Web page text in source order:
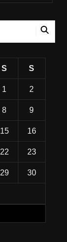
S S
1 2
8 9
15 16
22 23
29 30